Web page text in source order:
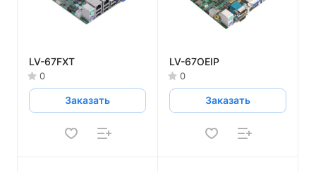
LV-67FXT
0
Заказать
LV-67OEIP
0
Заказать